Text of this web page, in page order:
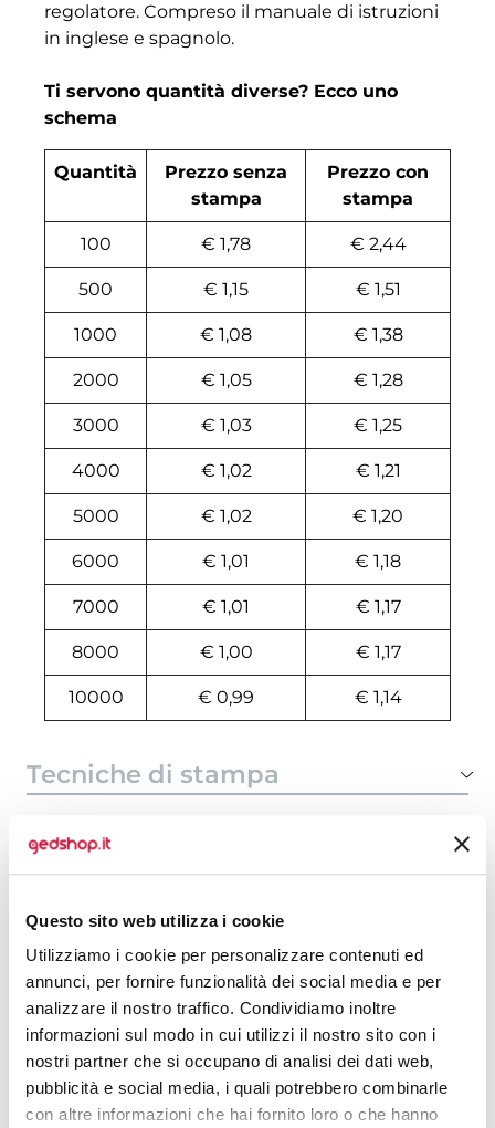
Questo sito web utilizza i cookie
Utilizziamo i cookie per personalizzare contenuti ed
annunci, per fornire funzionalità dei social media e per
analizzare il nostro traffico. Condividiamo inoltre
informazioni sul modo in cui utilizzi il nostro sito con i
nostri partner che si occupano di analisi dei dati web,
pubblicità e social media, i quali potrebbero combinarle
con altre informazioni che hai fornito loro o che hanno
regolatore. Compreso il manuale di istruzioni
in inglese e spagnolo.
Ti servono quantità diverse? Ecco uno
schema
Quantità
Prezzo senza
stampa
Prezzo con
stampa
100 € 1,78 € 2,44
500 € 1,15 € 1,51
1000 € 1,08 € 1,38
2000 € 1,05 € 1,28
3000 € 1,03 € 1,25
4000 € 1,02 € 1,21
5000 € 1,02 € 1,20
6000 € 1,01 € 1,18
7000 € 1,01 € 1,17
8000 € 1,00 € 1,17
10000 € 0,99 € 1,14
Tecniche di stampa
Area di personalizzazione
Prodotti alternativi